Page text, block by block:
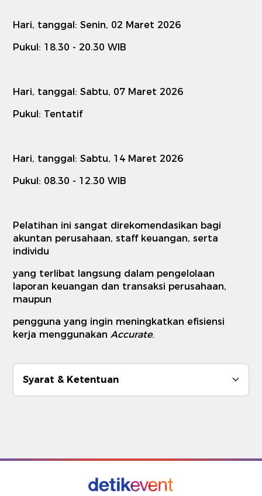
Hari, tanggal: Senin, 02 Maret 2026
Pukul: 18.30 - 20.30 WIB
Hari, tanggal: Sabtu, 07 Maret 2026
Pukul: Tentatif
Hari, tanggal: Sabtu, 14 Maret 2026
Pukul: 08.30 - 12.30 WIB
Pelatihan ini sangat direkomendasikan bagi
akuntan perusahaan, staff keuangan, serta
individu
yang terlibat langsung dalam pengelolaan
laporan keuangan dan transaksi perusahaan,
maupun
pengguna yang ingin meningkatkan efisiensi
kerja menggunakanAccurate.
Syarat & Ketentuan